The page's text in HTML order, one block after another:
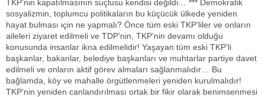
TKP’nin kapatılmasının suçlusu kendisi değildi… *** Demokratik
sosyalizmin, toplumcu politikaların bu küçücük ülkede yeniden
hayat bulması için ne yapmalı? Önce tüm eski TKP’liler ve onların
aileleri ziyaret edilmeli ve TDP’nin, TKP’nin devamı olduğu
konusunda insanlar ikna edilmelidir! Yaşayan tüm eski TKP’li
başkanlar, bakanlar, belediye başkanları ve muhtarlar partiye davet
edilmeli ve onların aktif görev almaları sağlanmalıdır… Bu
bağlamda, köy ve mahalle örgütlenmeleri yeniden kurulmalıdır!
TKP’nin yeniden canlandırılması ortak bir fikir olarak benimsenmesi